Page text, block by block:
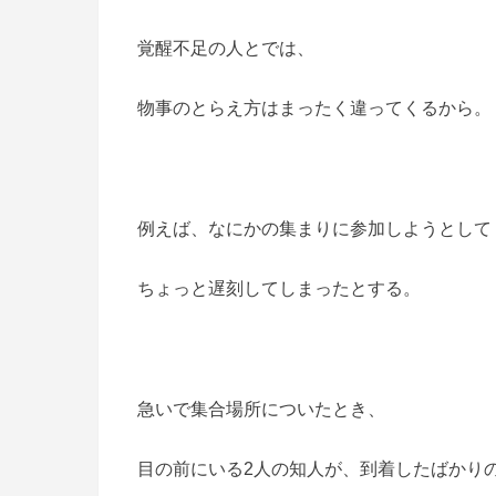
覚醒不足の人とでは、
物事のとらえ方はまったく違ってくるから。
例えば、なにかの集まりに参加しようとして
ちょっと遅刻してしまったとする。
急いで集合場所についたとき、
目の前にいる2人の知人が、到着したばかり